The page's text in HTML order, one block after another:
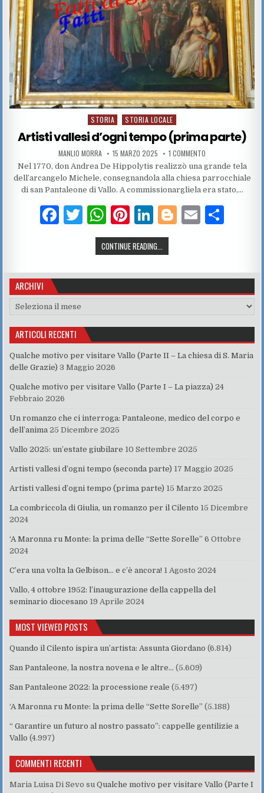
Posted in
STORIA STORIA LOCALE
Artisti vallesi d’ogni tempo (prima parte)
AUTHOR:
MANLIO MORRA PUBLISHED DATE:
15 MARZO 2025 1 COMMENTO
Nel 1770, don Andrea De Hippolytis realizzò una grande tela
dell’arcangelo Michele, consegnandola alla chiesa parrocchiale
di san Pantaleone di Vallo. A commissionargliela era stato,…
F
e
b
o
o
k
T
w
it
te
r
W
h
at
s
A
p
Pi
n
te
re
st
Li
n
k
e
dI
Bl
g
er
E
l di
vi
CONTINUE READING...
ARCHIVI
Archivi
ARTICOLI RECENTI
Qualche motivo per visitare Vallo (Parte II – La chiesa di S. Maria
delle Grazie) 3 Maggio 2026
Qualche motivo per visitare Vallo (Parte I – La piazza) 24
Febbraio 2026
Un romanzo che ci interroga: Pantaleone, medico del corpo e
dell’anima 25 Dicembre 2025
Vallo 2025: un’estate giubilare 10 Settembre 2025
Artisti vallesi d’ogni tempo (seconda parte) 17 Maggio 2025
Artisti vallesi d’ogni tempo (prima parte) 15 Marzo 2025
La combriccola di Giulia, un romanzo per il Cilento 15 Dicembre
2024
‘A Maronna ru Monte: la prima delle “Sette Sorelle” 6 Ottobre
2024
C’era una volta la Gelbison… e c’è ancora! 1 Agosto 2024
Vallo, 4 ottobre 1952: l’inaugurazione della cappella del
seminario diocesano 19 Aprile 2024
MOST VIEWED POSTS
Quando il Cilento ispira un’artista: Assunta Giordano (6.814)
San Pantaleone, la nostra novena e le altre… (5.609)
San Pantaleone 2022: la processione reale (5.497)
‘A Maronna ru Monte: la prima delle “Sette Sorelle” (5.188)
“ Garantire un futuro al nostro passato”: cappelle gentilizie a
Vallo (4.997)
COMMENTI RECENTI
Maria Luisa Di Sevo suQualche motivo per visitare Vallo (Parte I